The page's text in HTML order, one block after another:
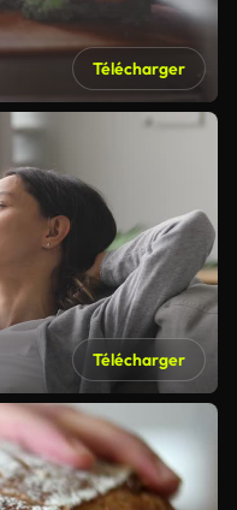
Télécharger
Télécharger